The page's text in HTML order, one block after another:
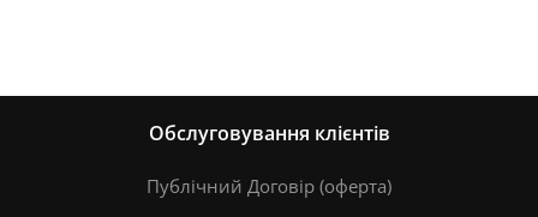
Обслуговування клієнтів
Публічний Договір (оферта)